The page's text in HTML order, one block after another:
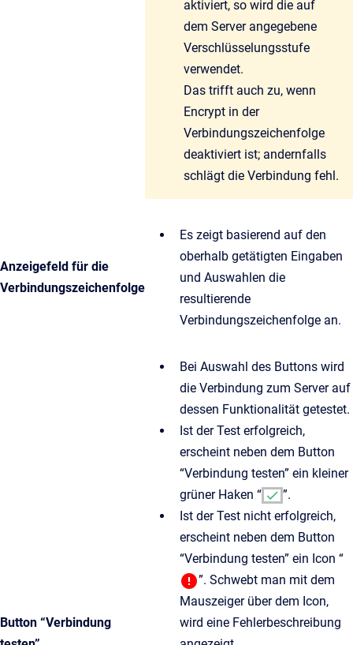
aktiviert, so wird die auf
dem Server angegebene
Verschlüsselungsstufe
verwendet.
Das trifft auch zu, wenn
Encrypt in der
Verbindungszeichenfolge
deaktiviert ist; andernfalls
schlägt die Verbindung fehl.
Anzeigefeld für die
Verbindungszeichenfolge
Es zeigt basierend auf den
oberhalb getätigten Eingaben
und Auswahlen die
resultierende
Verbindungszeichenfolge an.
Button “Verbindung
Bei Auswahl des Buttons wird
die Verbindung zum Server auf
dessen Funktionalität getestet.
Ist der Test erfolgreich,
erscheint neben dem Button
“Verbindung testen” ein kleiner
grüner Haken “
”.
Ist der Test nicht erfolgreich,
erscheint neben dem Button
“Verbindung testen” ein Icon “
”. Schwebt man mit dem
Mauszeiger über dem Icon,
wird eine Fehlerbeschreibung